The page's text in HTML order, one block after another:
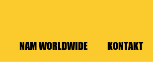
NAM WORLDWIDE KONTAKT